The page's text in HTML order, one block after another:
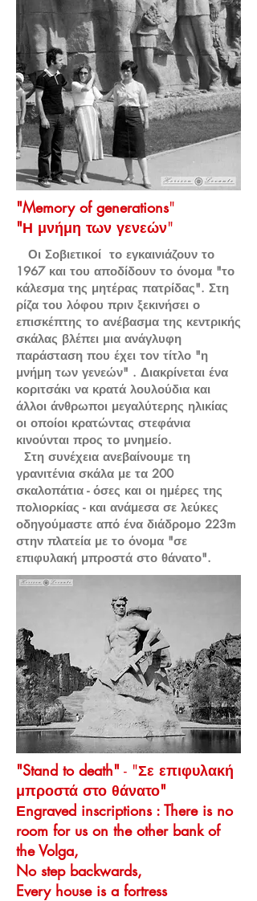
"Memory of generations"
"Η μνήμη των γενεών"
Οι Σοβιετικοί το εγκαινιάζουν το
1967 και του αποδίδουν το όνομα "το
κάλεσμα της μητέρας πατρίδας". Στη
ρίζα του λόφου πριν ξεκινήσει ο
επισκέπτης το ανέβασμα της κεντρικής
σκάλας βλέπει μια ανάγλυφη
παράσταση που έχει τον τίτλο "η
μνήμη των γενεών" . Διακρίνεται ένα
κοριτσάκι να κρατά λουλούδια και
άλλοι άνθρωποι μεγαλύτερης ηλικίας
οι οποίοι κρατώντας στεφάνια
κινούνται προς το μνημείο.
Στη συνέχεια ανεβαίνουμε τη
γρανιτένια σκάλα με τα 200
σκαλοπάτια - όσες και οι ημέρες της
πολιορκίας - και ανάμεσα σε λεύκες
οδηγούμαστε από ένα διάδρομο 223m
στην πλατεία με το όνομα "σε
επιφυλακή μπροστά στο θάνατο".
"Stand to death" - "Σε επιφυλακή
μπροστά στο θάνατο"
Εngraved inscriptions : There is no
room for us on the other bank of
the Volga,
No step backwards,
Every house is a fortress